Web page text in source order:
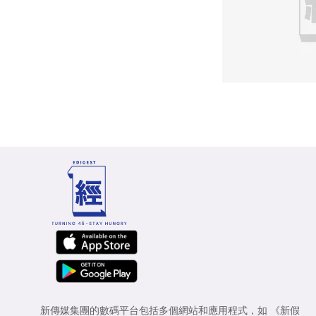
新傳媒集團的數碼平台包括多個網站和應用程式，如 《新假